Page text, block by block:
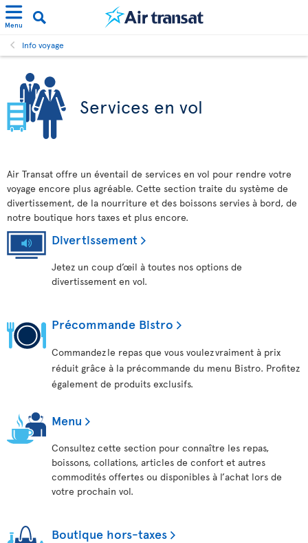
Menu
Info voyage
Services en vol
Air Transat offre un éventail de services en vol pour rendre votre
voyage encore plus agréable. Cette section traite du système de
divertissement, de la nourriture et des boissons servies à bord, de
notre boutique hors taxes et plus encore.
Divertissement
Jetez un coup d’œil à toutes nos options de
divertissement en vol.
Précommande Bistro
Commandez le repas que vous voulez vraiment à prix
réduit grâce à la précommande du menu Bistro. Profitez
également de produits exclusifs.
Menu
Consultez cette section pour connaître les repas,
boissons, collations, articles de confort et autres
commodités offertes ou disponibles à l’achat lors de
votre prochain vol.
Boutique hors-taxes